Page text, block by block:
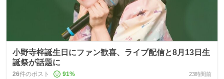
小野寺梓誕生日にファン歓喜、ライブ配信と8月13日生
誕祭が話題に
26件のポスト 91% 23時間前